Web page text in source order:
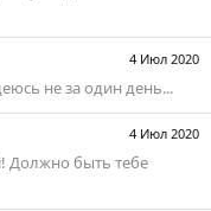
4 Июл 2020
не за один день...
4 Июл 2020
Должно быть тебе